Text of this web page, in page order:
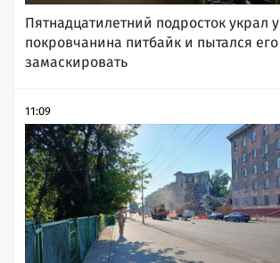
Пятнадцатилетний подросток украл у
покровчанина питбайк и пытался его
замаскировать
11:09